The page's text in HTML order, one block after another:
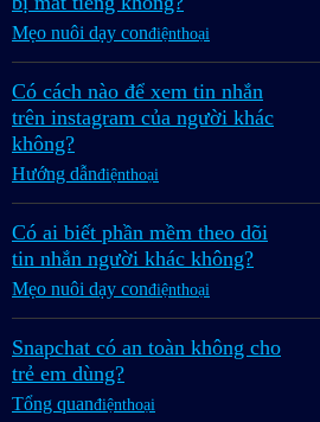
Mẹo nuôi dạy conđiệnthoại
Có cách nào để xem tin nhắn
trên instagram của người khác
không?
Hướng dẫnđiệnthoại
Có ai biết phần mềm theo dõi
tin nhắn người khác không?
Mẹo nuôi dạy conđiệnthoại
Snapchat có an toàn không cho
trẻ em dùng?
Tổng quanđiệnthoại